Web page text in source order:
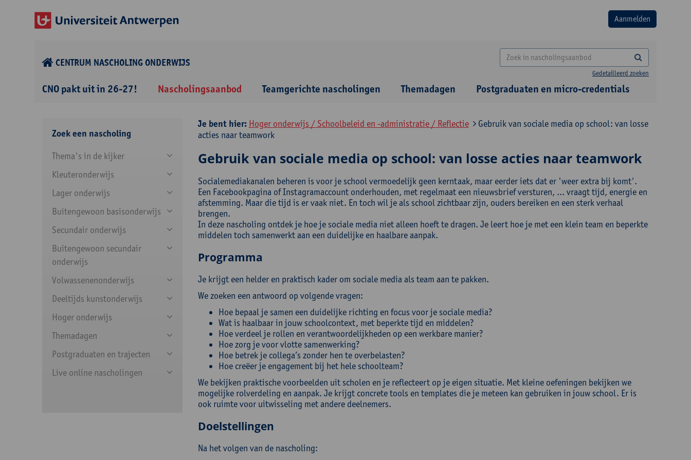
CENTRUM NASCHOLING ONDERWIJS
Gedetailleerd zoeken
CNO pakt uit in 26-27! Nascholingsaanbod Teamgerichte nascholingen Themadagen Postgraduaten en micro-credentials
Zoek een nascholing
Thema's in de kijker
Kleuteronderwijs
Lager onderwijs
Buitengewoon basisonderwijs
Secundair onderwijs
Buitengewoon secundair
onderwijs
Volwassenenonderwijs
Deeltijds kunstonderwijs
Hoger onderwijs
Themadagen
Postgraduaten en trajecten
Live online nascholingen
Je bent hier: Hoger onderwijs / Schoolbeleid en -administratie / Reflectie
Gebruik van sociale media op school: van losse
acties naar teamwork
Gebruik van sociale media op school: van losse acties naar teamwork
Socialemediakanalen beheren is voor je school vermoedelijk geen kerntaak, maar eerder iets dat er 'weer extra bij komt'.
Een Facebookpagina of Instagramaccount onderhouden, met regelmaat een nieuwsbrief versturen, ... vraagt tijd, energie en
afstemming. Maar die tijd is er vaak niet. En toch wil je als school zichtbaar zijn, ouders bereiken en een sterk verhaal
brengen.
In deze nascholing ontdek je hoe je sociale media niet alleen hoeft te dragen. Je leert hoe je met een klein team en beperkte
middelen toch samenwerkt aan een duidelijke en haalbare aanpak.
Programma
Je krijgt een helder en praktisch kader om sociale media als team aan te pakken.
We zoeken een antwoord op volgende vragen:
Hoe bepaal je samen een duidelijke richting en focus voor je sociale media?
Wat is haalbaar in jouw schoolcontext, met beperkte tijd en middelen?
Hoe verdeel je rollen en verantwoordelijkheden op een werkbare manier?
Hoe zorg je voor vlotte samenwerking?
Hoe betrek je collega’s zonder hen te overbelasten?
Hoe creëer je engagement bij het hele schoolteam?
We bekijken praktische voorbeelden uit scholen en je reflecteert op je eigen situatie. Met kleine oefeningen bekijken we
mogelijke rolverdeling en aanpak. Je krijgt concrete tools en templates die je meteen kan gebruiken in jouw school. Er is
ook ruimte voor uitwisseling met andere deelnemers.
Doelstellingen
Na het volgen van de nascholing: